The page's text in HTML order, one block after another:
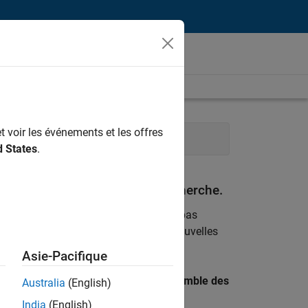
des programmes
à vos critères de recherche.
. Si malgré tout vous ne trouvez pas
pour vous tenir au courant des nouvelles
par lieu pour trouver l’ensemble des
voir les événements et les offres
States.
Asie-Pacifique
Australia (English)
India (English)